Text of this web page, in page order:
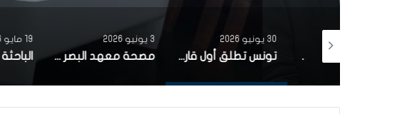
تونس تطلق أول قارب صيد كهربائي يعمل بالطاقة الشمسية في المتوسط مصحة معهد البصر والشبكية بالبحيرة 1 تقوم باجراء اكثر من 50 عملية جراحية لازالة الماء الابيض مجانا لفائدة عدد من اهالي قفصة